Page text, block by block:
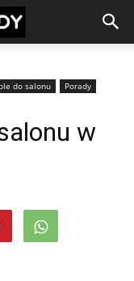
do salonu
Porady
w